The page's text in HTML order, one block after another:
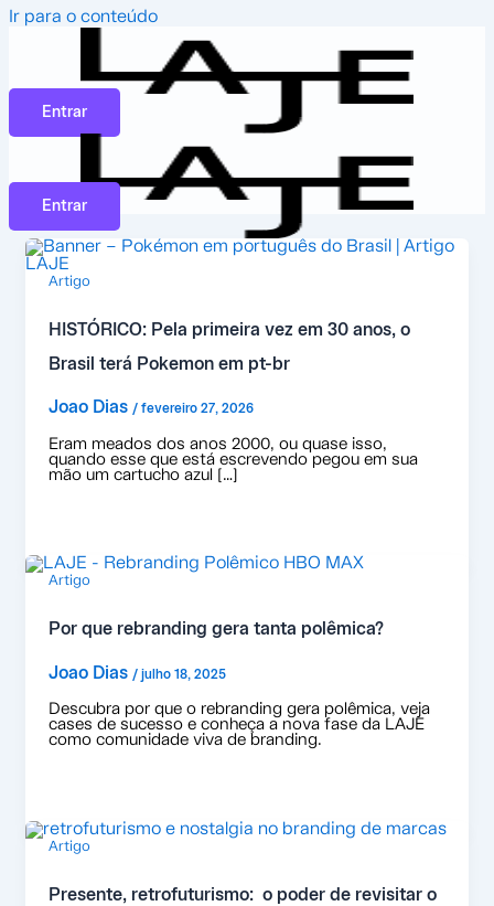
Ir para o conteúdo
Entrar
Entrar
Artigo
HISTÓRICO: Pela primeira vez em 30 anos, o
Brasil terá Pokemon em pt-br
Joao Dias/fevereiro 27, 2026
Eram meados dos anos 2000, ou quase isso,
quando esse que está escrevendo pegou em sua
mão um cartucho azul […]
Artigo
Por que rebranding gera tanta polêmica?
Joao Dias/julho 18, 2025
Descubra por que o rebranding gera polêmica, veja
cases de sucesso e conheça a nova fase da LAJE
como comunidade viva de branding.
Artigo
Presente, retrofuturismo: o poder de revisitar o